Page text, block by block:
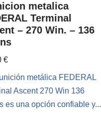
metalica
Terminal
– 270 Win. – 136
€
metálica FEDERAL
Ascent 270 Win 136
es una opción confiable y...